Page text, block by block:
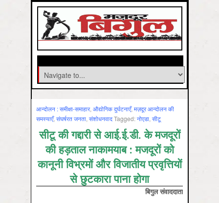
आन्‍दोलन : समीक्षा-समाहार, औद्योगिक दुर्घटनाएँ, मज़दूर आन्दोलन की
समस्‍याएँ, संघर्षरत जनता, संशोधनवादTagged:नोएडा, सीटू
सीटू की गद्दारी से आई.ई.डी. के मजदूरों
की हड़ताल नाकामयाब : मजदूरों को
कानूनी विभ्रमों और विजातीय प्रवृत्तियों
से छुटकारा पाना होगा
बिगुल संवाददाता